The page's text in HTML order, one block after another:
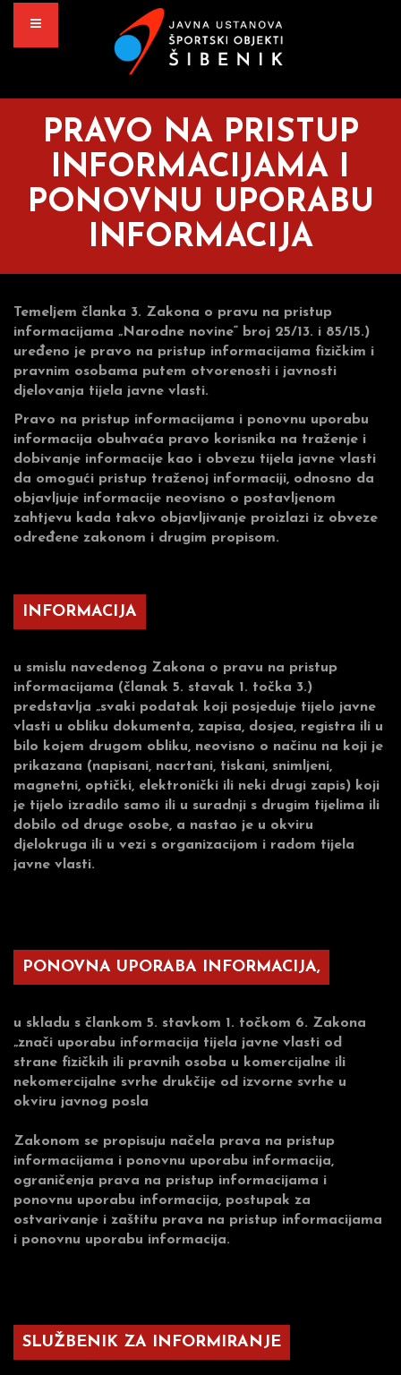
PRAVO NA PRISTUP
INFORMACIJAMA I
PONOVNU UPORABU
INFORMACIJA
Temeljem članka 3. Zakona o pravu na pristup
informacijama „Narodne novine“ broj 25/13. i 85/15.)
uređeno je pravo na pristup informacijama fizičkim i
pravnim osobama putem otvorenosti i javnosti
djelovanja tijela javne vlasti.
Pravo na pristup informacijama i ponovnu uporabu
informacija obuhvaća pravo korisnika na traženje i
dobivanje informacije kao i obvezu tijela javne vlasti
da omogući pristup traženoj informaciji, odnosno da
objavljuje informacije neovisno o postavljenom
zahtjevu kada takvo objavljivanje proizlazi iz obveze
određene zakonom i drugim propisom.
INFORMACIJA
u smislu navedenog Zakona o pravu na pristup
informacijama (članak 5. stavak 1. točka 3.)
predstavlja „svaki podatak koji posjeduje tijelo javne
vlasti u obliku dokumenta, zapisa, dosjea, registra ili u
bilo kojem drugom obliku, neovisno o načinu na koji je
prikazana (napisani, nacrtani, tiskani, snimljeni,
magnetni, optički, elektronički ili neki drugi zapis) koji
je tijelo izradilo samo ili u suradnji s drugim tijelima ili
dobilo od druge osobe, a nastao je u okviru
djelokruga ili u vezi s organizacijom i radom tijela
javne vlasti.
PONOVNA UPORABA INFORMACIJA,
u skladu s člankom 5. stavkom 1. točkom 6. Zakona
„znači uporabu informacija tijela javne vlasti od
strane fizičkih ili pravnih osoba u komercijalne ili
nekomercijalne svrhe drukčije od izvorne svrhe u
okviru javnog posla
Zakonom se propisuju načela prava na pristup
informacijama i ponovnu uporabu informacija,
ograničenja prava na pristup informacijama i
ponovnu uporabu informacija, postupak za
ostvarivanje i zaštitu prava na pristup informacijama
i ponovnu uporabu informacija.
SLUŽBENIK ZA INFORMIRANJE